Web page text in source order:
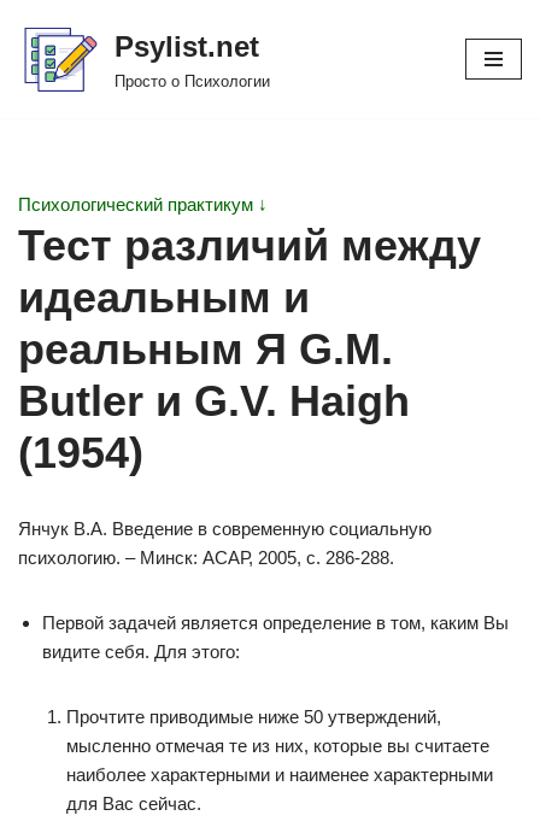
Перейти
Psylist.net
Просто о Психологии
Психологический практикум ↓
Тест различий между
идеальным и
реальным Я G.M.
Butler и G.V. Haigh
(1954)
Янчук В.А. Введение в современную социальную
психологию. – Минск: АСАР, 2005, с. 286-288.
Первой задачей является определение в том, каким Вы
видите себя. Для этого:
Прочтите приводимые ниже 50 утверждений,
мысленно отмечая те из них, которые вы считаете
наиболее характерными и наименее характерными
для Вас сейчас.